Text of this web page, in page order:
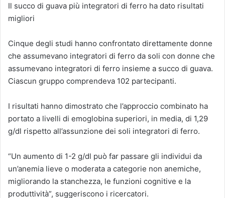
Il succo di guava più integratori di ferro ha dato risultati
migliori
Cinque degli studi hanno confrontato direttamente donne
che assumevano integratori di ferro da soli con donne che
assumevano integratori di ferro insieme a succo di guava.
Ciascun gruppo comprendeva 102 partecipanti.
I risultati hanno dimostrato che l’approccio combinato ha
portato a livelli di emoglobina superiori, in media, di 1,29
g/dl rispetto all’assunzione dei soli integratori di ferro.
“Un aumento di 1-2 g/dl può far passare gli individui da
un’anemia lieve o moderata a categorie non anemiche,
migliorando la stanchezza, le funzioni cognitive e la
produttività”, suggeriscono i ricercatori.